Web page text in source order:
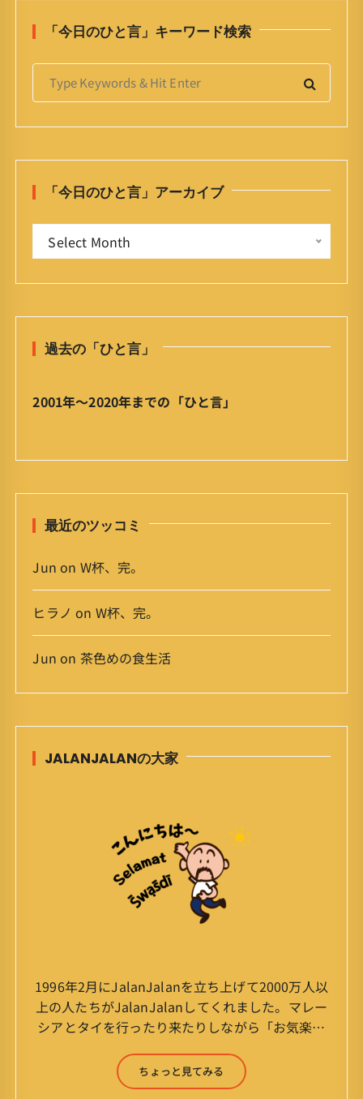
「今日のひと言」キーワード検索
S
r
:
「今日のひと言」アーカイブ
ひ
言
ア
イ
Select Month
過去の「ひと言」
2001年〜2020年までの「ひと言」
最近のツッコミ
Jun on W杯、完。
ヒラノ on W杯、完。
Jun on 茶色めの食生活
JALANJALANの大家
1996年2月にJalanJalanを立ち上げて2000万人以
上の人たちがJalanJalanしてくれました。マレー
シアとタイを行ったり来たりしながら「お気楽」
森 淳（Jun Yamamori） 生年月日 ：1959年
7月4日(61才) 生まれ ：香港(3才まで)
ちょっと見てみる